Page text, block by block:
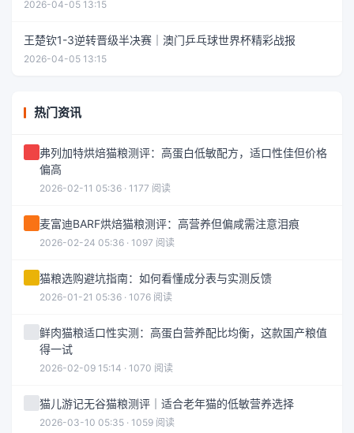
2026-04-05 13:15
王楚钦1-3逆转晋级半决赛｜澳门乒乓球世界杯精彩战报
2026-04-05 13:15
热门资讯
弗列加特烘焙猫粮测评：高蛋白低敏配方，适口性佳但价格
偏高
2026-02-11 05:36 · 1177 阅读
麦富迪BARF烘焙猫粮测评：高营养但偏咸需注意泪痕
2026-02-24 05:36 · 1097 阅读
猫粮选购避坑指南：如何看懂成分表与实测反馈
2026-01-21 05:36 · 1076 阅读
鲜肉猫粮适口性实测：高蛋白营养配比均衡，这款国产粮值
得一试
2026-02-09 15:14 · 1070 阅读
猫儿游记无谷猫粮测评｜适合老年猫的低敏营养选择
2026-03-10 05:35 · 1059 阅读